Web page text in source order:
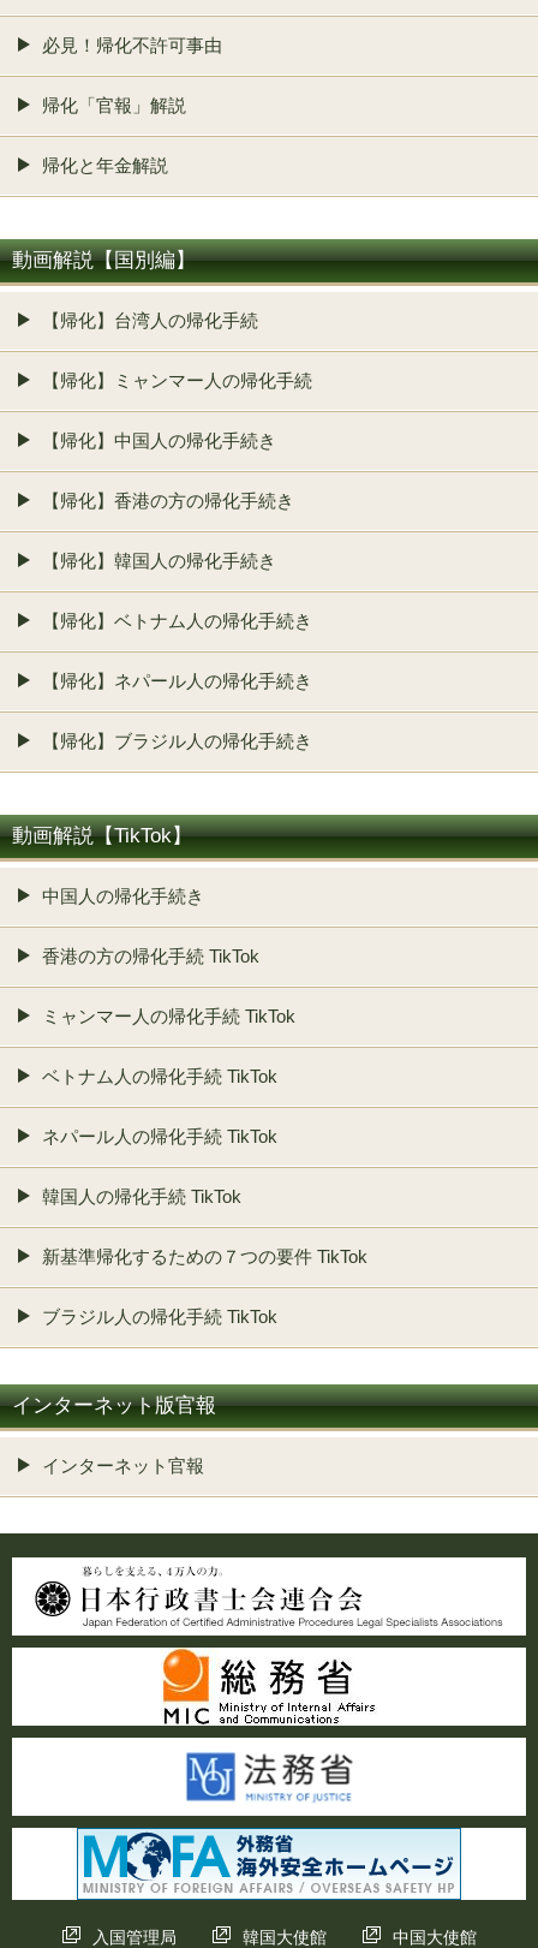
必見！帰化不許可事由
帰化「官報」解説
帰化と年金解説
動画解説【国別編】
【帰化】台湾人の帰化手続
【帰化】ミャンマー人の帰化手続
【帰化】中国人の帰化手続き
【帰化】香港の方の帰化手続き
【帰化】韓国人の帰化手続き
【帰化】ベトナム人の帰化手続き
【帰化】ネパール人の帰化手続き
【帰化】ブラジル人の帰化手続き
動画解説【TikTok】
中国人の帰化手続き
香港の方の帰化手続 TikTok
ミャンマー人の帰化手続 TikTok
ベトナム人の帰化手続 TikTok
ネパール人の帰化手続 TikTok
韓国人の帰化手続 TikTok
新基準帰化するための７つの要件 TikTok
ブラジル人の帰化手続 TikTok
インターネット版官報
インターネット官報
入国管理局 韓国大使館 中国大使館